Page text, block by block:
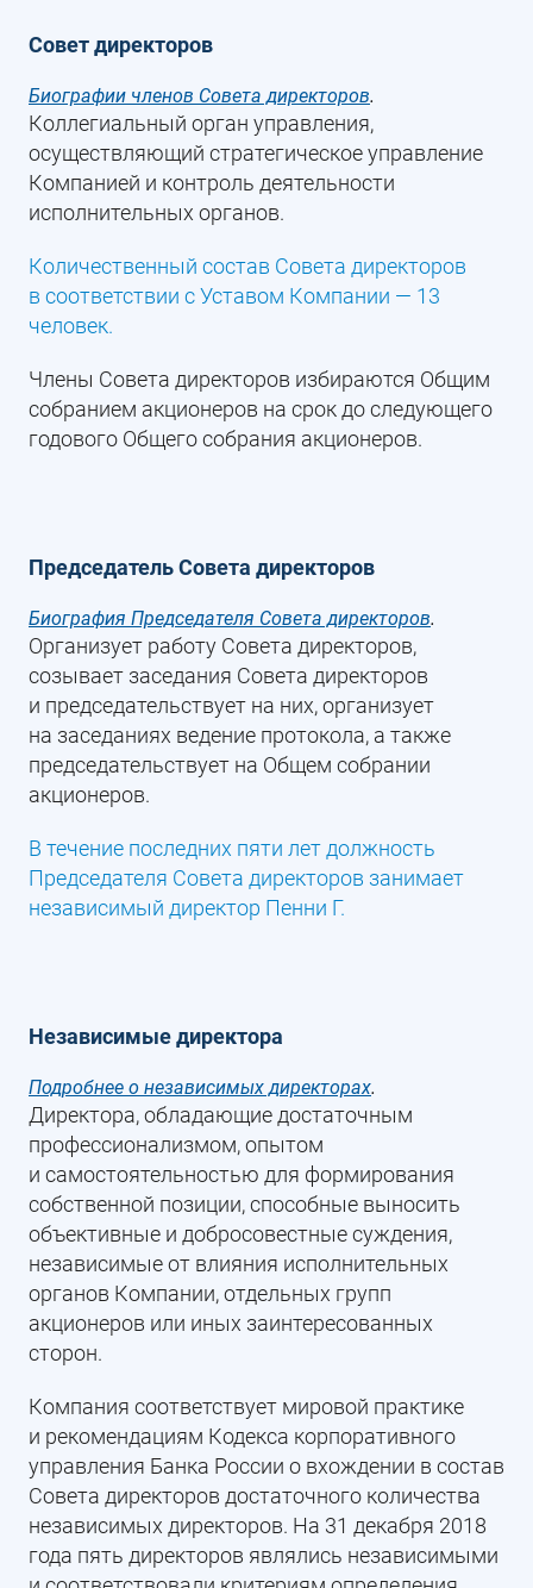
Совет директоров
Биографии членов Совета директоров.
Коллегиальный орган управления,
осуществляющий стратегическое управление
Компанией и контроль деятельности
исполнительных органов.
Количественный состав Совета директоров
в соответствии с Уставом Компании — 13
человек.
Члены Совета директоров избираются Общим
собранием акционеров на срок до следующего
годового Общего собрания акционеров.
Председатель Совета директоров
Биография Председателя Совета директоров.
Организует работу Совета директоров,
созывает заседания Совета директоров
и председательствует на них, организует
на заседаниях ведение протокола, а также
председательствует на Общем собрании
акционеров.
В течение последних пяти лет должность
Председателя Совета директоров занимает
независимый директор Пенни Г.
Независимые директора
Подробнее о независимых директорах.
Директора, обладающие достаточным
профессионализмом, опытом
и самостоятельностью для формирования
собственной позиции, способные выносить
объективные и добросовестные суждения,
независимые от влияния исполнительных
органов Компании, отдельных групп
акционеров или иных заинтересованных
сторон.
Компания соответствует мировой практике
и рекомендациям Кодекса корпоративного
управления Банка России о вхождении в состав
Совета директоров достаточного количества
независимых директоров. На 31 декабря 2018
года пять директоров являлись независимыми